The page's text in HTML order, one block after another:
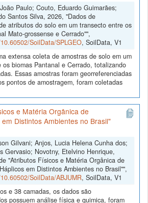
Paulo; Couto, Eduardo Guimarães;
Santos Silva, 2026, "Dados de
atributos do solo em um transecto entre os
Mato-grossense e Cerrado"",
SoilData/SPLGEO, SoilData, V1
extensa coleta de amostras de solo em um
biomas Pantanal e Cerrado, totalizando
Essas amostras foram georreferenciadas
pontos de amostragem, foram coletadas
e Matéria Orgânica de
Distintos Ambientes no Brasil"
Gilvani; Anjos, Lucia Helena Cunha dos;
Gervasio; Novotny, Etelvino Henrique,
"Atributos Físicos e Matéria Orgânica de
em Distintos Ambientes no Brasil"",
SoilData/ABJUMR, SoilData, V1
e 38 camadas, os dados são
possuem análise física e quimica, foram